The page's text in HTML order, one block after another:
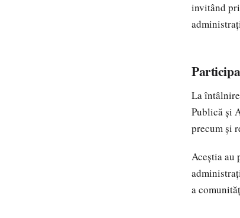
invitând
La
Publică și
precum și
Aceștia au
a